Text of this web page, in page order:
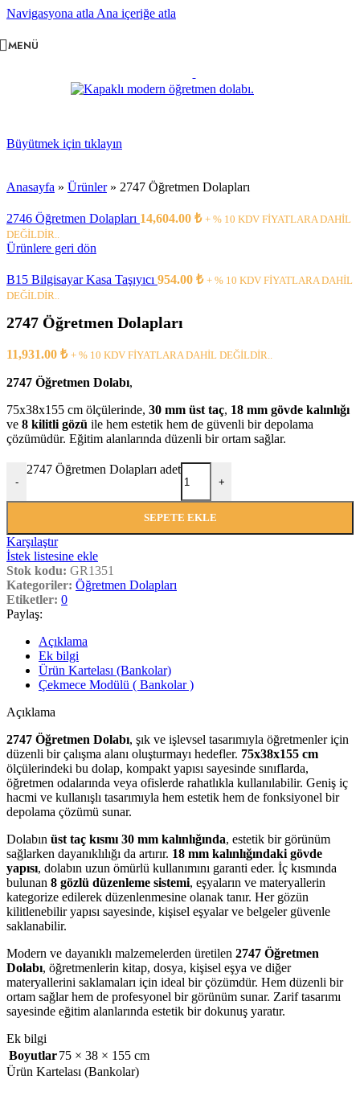
Navigasyona atla Ana içeriğe atla
MENÜ
Büyütmek için tıklayın
Anasayfa » Ürünler» 2747 Öğretmen Dolapları
2746 Öğretmen Dolapları 14,604.00 ₺ + % 10 KDV FİYATLARA DAHİL
DEĞİLDİR..
Ürünlere geri dön
B15 Bilgisayar Kasa Taşıyıcı 954.00 ₺ + % 10 KDV FİYATLARA DAHİL
DEĞİLDİR..
2747 Öğretmen Dolapları
11,931.00 ₺ + % 10 KDV FİYATLARA DAHİL DEĞİLDİR..
2747 Öğretmen Dolabı,
75x38x155 cm ölçülerinde, 30 mm üst taç, 18 mm gövde kalınlığı
ve 8 kilitli gözü ile hem estetik hem de güvenli bir depolama
çözümüdür. Eğitim alanlarında düzenli bir ortam sağlar.
-
2747 Öğretmen Dolapları adet
+
SEPETE EKLE
Karşılaştır
İstek listesine ekle
Stok kodu: GR1351
Kategoriler: Öğretmen Dolapları
Etiketler: 0
Paylaş:
Açıklama
Ek bilgi
Ürün Kartelası (Bankolar)
Çekmece Modülü ( Bankolar )
Açıklama
2747 Öğretmen Dolabı, şık ve işlevsel tasarımıyla öğretmenler için
düzenli bir çalışma alanı oluşturmayı hedefler. 75x38x155 cm
ölçülerindeki bu dolap, kompakt yapısı sayesinde sınıflarda,
öğretmen odalarında veya ofislerde rahatlıkla kullanılabilir. Geniş iç
hacmi ve kullanışlı tasarımıyla hem estetik hem de fonksiyonel bir
depolama çözümü sunar.
Dolabın üst taç kısmı 30 mm kalınlığında, estetik bir görünüm
sağlarken dayanıklılığı da artırır. 18 mm kalınlığındaki gövde
yapısı, dolabın uzun ömürlü kullanımını garanti eder. İç kısmında
bulunan 8 gözlü düzenleme sistemi, eşyaların ve materyallerin
kategorize edilerek düzenlenmesine olanak tanır. Her gözün
kilitlenebilir yapısı sayesinde, kişisel eşyalar ve belgeler güvenle
saklanabilir.
Modern ve dayanıklı malzemelerden üretilen 2747 Öğretmen
Dolabı, öğretmenlerin kitap, dosya, kişisel eşya ve diğer
materyallerini saklamaları için ideal bir çözümdür. Hem düzenli bir
ortam sağlar hem de profesyonel bir görünüm sunar. Zarif tasarımı
sayesinde eğitim alanlarında estetik bir dokunuş yaratır.
Ek bilgi
Boyutlar75 × 38 × 155 cm
Ürün Kartelası (Bankolar)